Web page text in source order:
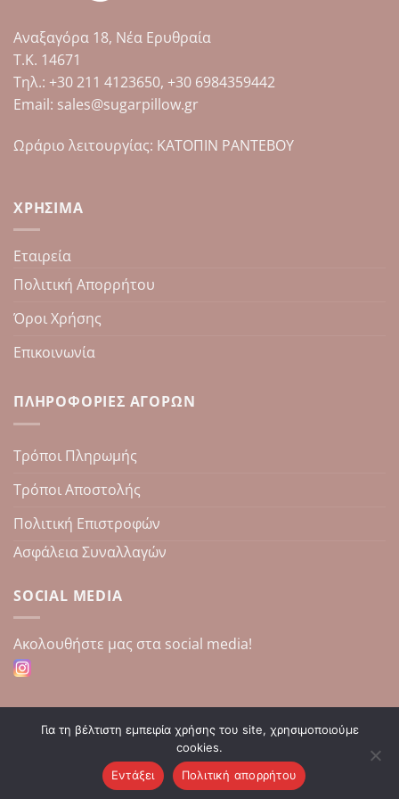
Αναξαγόρα 18, Νέα Ερυθραία
Τ.Κ. 14671
Tηλ.: +30 211 4123650, +30 6984359442
Email: sales@sugarpillow.gr
Ωράριο λειτουργίας: ΚΑΤΟΠΙΝ ΡΑΝΤΕΒΟΥ
ΧΡΉΣΙΜΑ
Εταιρεία
Πολιτική Απορρήτου
Όροι Χρήσης
Επικοινωνία
ΠΛΗΡΟΦΟΡΊΕΣ ΑΓΟΡΏΝ
Τρόποι Πληρωμής
Τρόποι Αποστολής
Πολιτική Επιστροφών
Ασφάλεια Συναλλαγών
SOCIAL MEDIA
Aκολουθήστε μας στα social media!
Copyright 2026 ©Κατασκευή E-Shop | Enzodesign
Για τη βέλτιστη εμπειρία χρήσης του site, χρησιμοποιούμε
cookies.
Εντάξει
Πολιτική απορρήτου